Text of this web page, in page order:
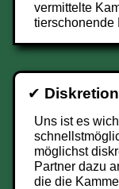
vermittelte
tierschonende
✔ Diskretion
Uns ist es
möglichst
Partner dazu
die die